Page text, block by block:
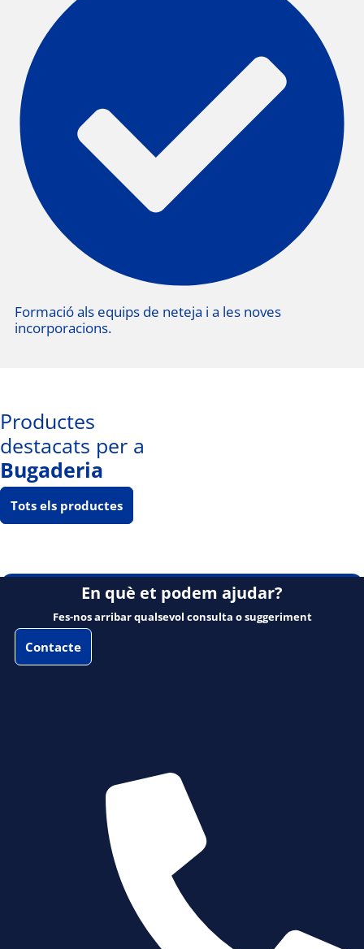
Formació als equips de neteja i a les noves
incorporacions.
Productes
destacats per a
Bugaderia
Tots els productes
En què et podem ajudar?
Fes-nos arribar qualsevol consulta o suggeriment
Contacte